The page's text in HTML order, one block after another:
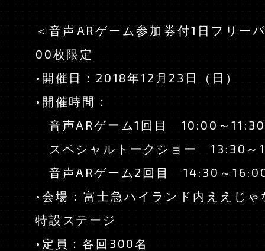
＜音声ARゲーム参加券付1日フリ
00枚限定
•開催日：2018年12月23日（日）
•開催時間：
音声ARゲーム1回目 10:00～11:30
スペシャルトークショー 13:30～
音声ARゲーム2回目 14:30～
•会場：富士急ハイランド内ええじ
特設ステージ
•定員：各回300名